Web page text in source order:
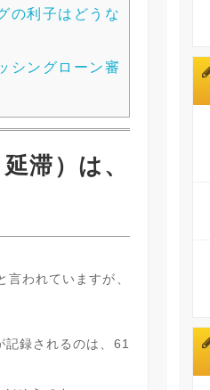
の利子はどうな
シングローン審
滞）は、
われていますが、
録されるのは、61